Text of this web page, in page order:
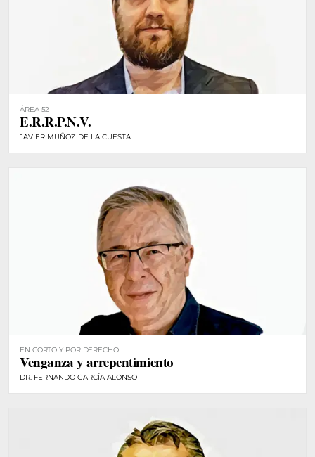
ÁREA 52
E.R.R.P.N.V.
JAVIER MUÑOZ DE LA CUESTA
EN CORTO Y POR DERECHO
Venganza y arrepentimiento
DR. FERNANDO GARCÍA ALONSO